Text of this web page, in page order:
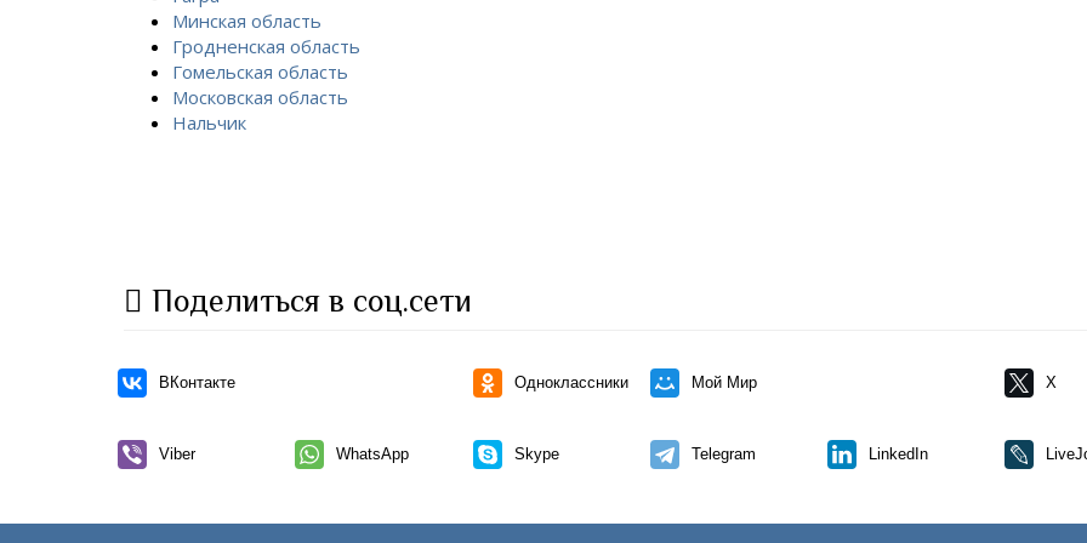
Минская область
Гродненская область
Гомельская область
Московская область
Нальчик
Поделиться в соц.сети
ВКонтакте Одноклассники Мой Мир X
Viber WhatsApp Skype Telegram LinkedIn